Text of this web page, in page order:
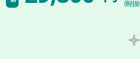
（税抜）